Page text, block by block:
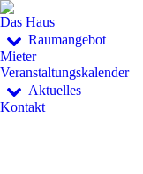
Das Haus
Raumangebot
Mieter
Veranstaltungskalender
Aktuelles
Kontakt